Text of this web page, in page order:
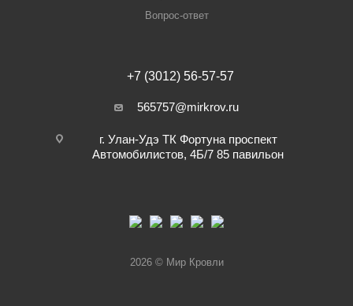
Вопрос-ответ
+7 (3012) 56-57-57
565757@mirkrov.ru
г. Улан-Удэ ​ТК Фортуна​ проспект
Автомобилистов, 4Б/7 ​85 павильон
2026 © Мир Кровли